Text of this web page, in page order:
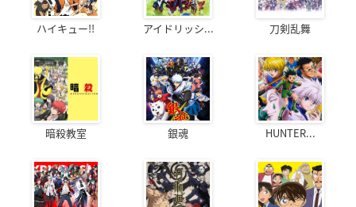
ハイキュー!! アイドリッシ... 刀剣乱舞
暗殺教室 銀魂 HUNTER...